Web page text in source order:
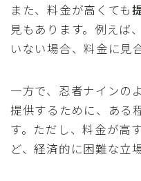
また、料金が高くても
見もあります。例えば、
いない場合、料金に見
一方で、忍者ナインの
提供するために、ある
す。ただし、料金が高
ど、経済的に困難な立